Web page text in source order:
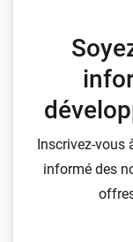
Inscrivez-vous
informé des